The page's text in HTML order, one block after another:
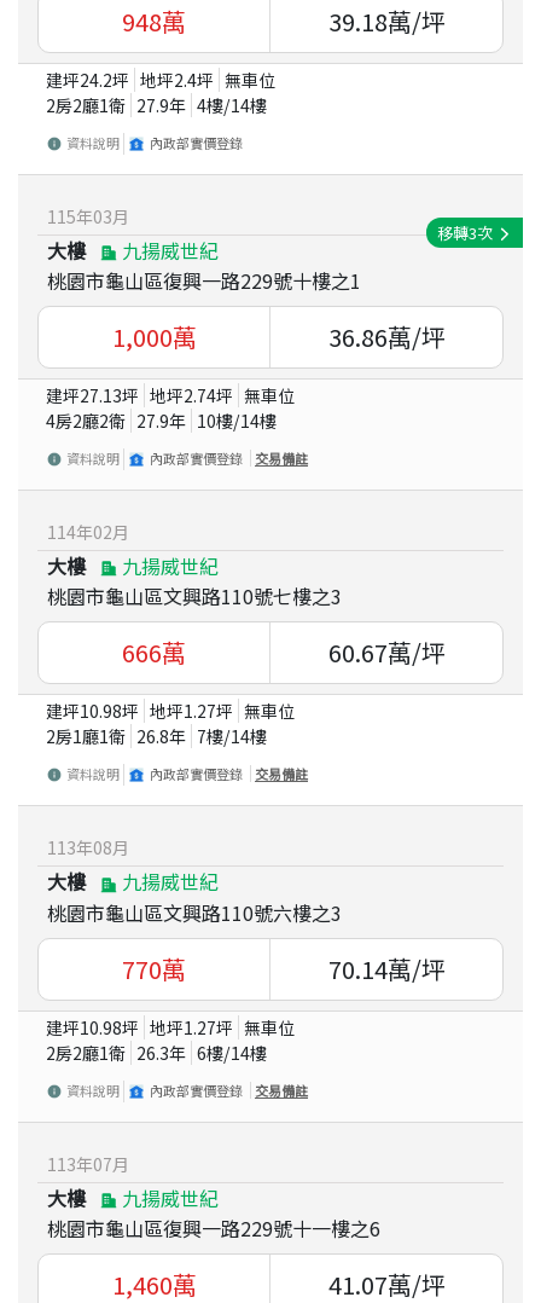
948萬 39.18萬/坪
建坪24.2坪 地坪2.4坪 無車位
2房2廳1衛 27.9年 4樓/14樓
資料說明 內政部實價登錄
115年03月
大樓
九揚威世紀
桃園市龜山區復興一路229號十樓之1
移轉3次
1,000萬 36.86萬/坪
建坪27.13坪 地坪2.74坪 無車位
4房2廳2衛 27.9年 10樓/14樓
資料說明 內政部實價登錄 交易備註
114年02月
大樓
九揚威世紀
桃園市龜山區文興路110號七樓之3
666萬 60.67萬/坪
建坪10.98坪 地坪1.27坪 無車位
2房1廳1衛 26.8年 7樓/14樓
資料說明 內政部實價登錄 交易備註
113年08月
大樓
九揚威世紀
桃園市龜山區文興路110號六樓之3
770萬 70.14萬/坪
建坪10.98坪 地坪1.27坪 無車位
2房2廳1衛 26.3年 6樓/14樓
資料說明 內政部實價登錄 交易備註
113年07月
大樓
九揚威世紀
桃園市龜山區復興一路229號十一樓之6
1,460萬 41.07萬/坪